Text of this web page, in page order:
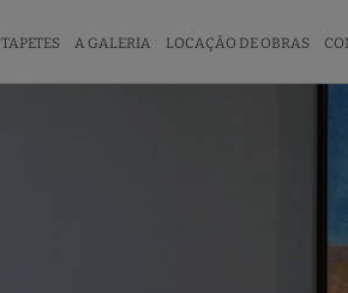
TAPETES A GALERIA LOCAÇÃO DE OBRAS